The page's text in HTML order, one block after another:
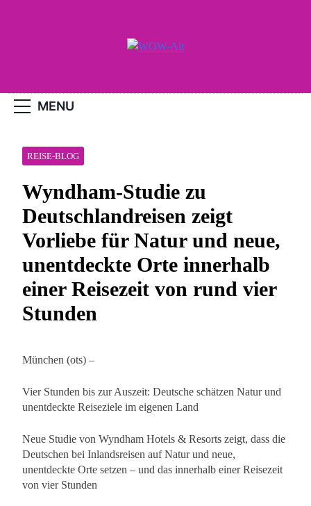
MENU
REISE-BLOG
Wyndham-Studie zu
Deutschlandreisen zeigt
Vorliebe für Natur und neue,
unentdeckte Orte innerhalb
einer Reisezeit von rund vier
Stunden
München (ots) –
Vier Stunden bis zur Auszeit: Deutsche schätzen Natur und
unentdeckte Reiseziele im eigenen Land
Neue Studie von Wyndham Hotels & Resorts zeigt, dass die
Deutschen bei Inlandsreisen auf Natur und neue,
unentdeckte Orte setzen – und das innerhalb einer Reisezeit
von vier Stunden